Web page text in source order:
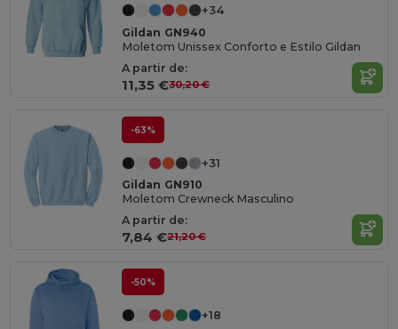
+34
Gildan GN940
Moletom Unissex Conforto e Estilo Gildan
A partir de:
11,35 €30,20 €
-63%
+31
Gildan GN910
Moletom Crewneck Masculino
A partir de:
7,84 €21,20 €
-50%
+18